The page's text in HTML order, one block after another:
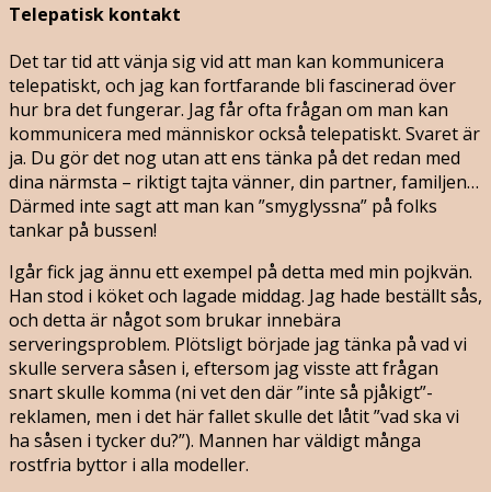
Telepatisk kontakt
Det tar tid att vänja sig vid att man kan kommunicera
telepatiskt, och jag kan fortfarande bli fascinerad över
hur bra det fungerar. Jag får ofta frågan om man kan
kommunicera med människor också telepatiskt. Svaret är
ja. Du gör det nog utan att ens tänka på det redan med
dina närmsta – riktigt tajta vänner, din partner, familjen…
Därmed inte sagt att man kan ”smyglyssna” på folks
tankar på bussen!
Igår fick jag ännu ett exempel på detta med min pojkvän.
Han stod i köket och lagade middag. Jag hade beställt sås,
och detta är något som brukar innebära
serveringsproblem. Plötsligt började jag tänka på vad vi
skulle servera såsen i, eftersom jag visste att frågan
snart skulle komma (ni vet den där ”inte så pjåkigt”-
reklamen, men i det här fallet skulle det låtit ”vad ska vi
ha såsen i tycker du?”). Mannen har väldigt många
rostfria byttor i alla modeller.